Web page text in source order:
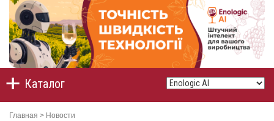
Каталог
Главная > Новости